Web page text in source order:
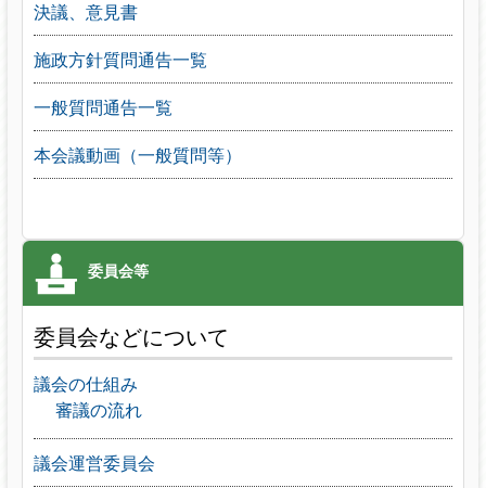
決議、意見書
施政方針質問通告一覧
一般質問通告一覧
本会議動画（一般質問等）
委員会などについて
議会の仕組み
審議の流れ
議会運営委員会